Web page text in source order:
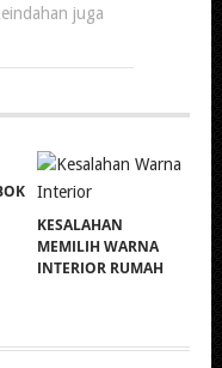
juga
KESALAHAN
MEMILIH WARNA
INTERIOR RUMAH